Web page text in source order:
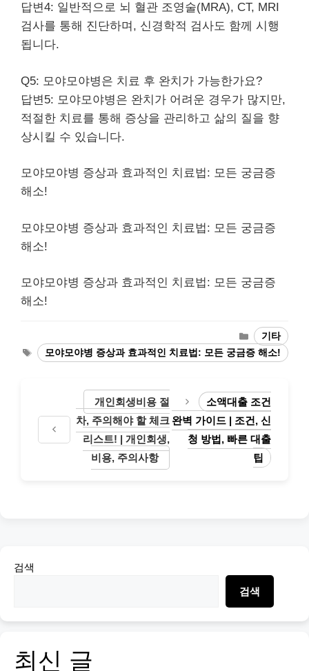
답변4: 일반적으로 뇌 혈관 조영술(MRA), CT, MRI
검사를 통해 진단하며, 신경학적 검사도 함께 시행
됩니다.
Q5: 모야모야병은 치료 후 완치가 가능한가요?
답변5: 모야모야병은 완치가 어려운 경우가 많지만,
적절한 치료를 통해 증상을 관리하고 삶의 질을 향
상시킬 수 있습니다.
모야모야병 증상과 효과적인 치료법: 모든 궁금증
해소!
모야모야병 증상과 효과적인 치료법: 모든 궁금증
해소!
모야모야병 증상과 효과적인 치료법: 모든 궁금증
해소!
Categories
기타
Tags모야모야병 증상과 효과적인 치료법: 모든 궁금증 해소!
개인회생비용 절
차, 주의해야 할 체크
리스트! | 개인회생,
비용, 주의사항
소액대출 조건
완벽 가이드 | 조건, 신
청 방법, 빠른 대출
팁
검색
검색
최신 글